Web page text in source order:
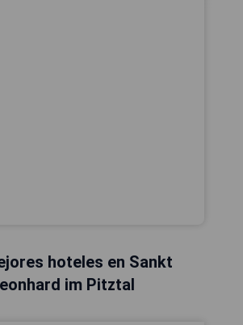
hoteles en Sankt
im Pitztal